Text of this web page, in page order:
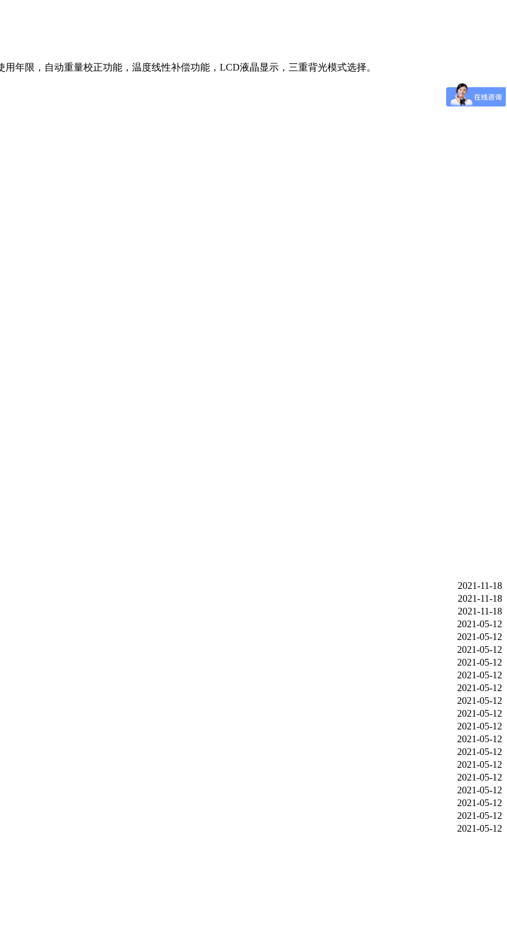
限，自动重量校正功能，温度线性补偿功能，LCD液晶显示，三重背光模式选择。
2021-11-18
2021-11-18
2021-11-18
2021-05-12
2021-05-12
2021-05-12
2021-05-12
2021-05-12
2021-05-12
2021-05-12
2021-05-12
2021-05-12
2021-05-12
2021-05-12
2021-05-12
2021-05-12
2021-05-12
2021-05-12
2021-05-12
2021-05-12